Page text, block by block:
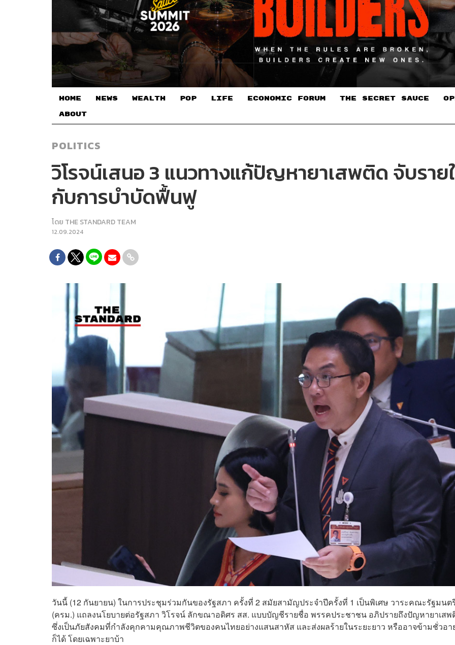
HOME NEWS WEALTH POP LIFE ECONOMIC FORUM THE SECRET SAUCE​
ABOUT
POLITICS
วิโรจน์เสนอ 3 แนวทางแก้ปัญหายาเสพติด จับรา
กับการบำบัดฟื้นฟู
โดย THE STANDARD TEAM
12.09.2024
วันนี้ (12 กันยายน) ในการประชุมร่วมกันของรัฐสภา ครั้งที่ 2 สมัยสามัญประจำปีครั้งที่ 1 เป็นพิเศษ วาระคณะรัฐมนต
(ครม.) แถลงนโยบายต่อรัฐสภา วิโรจน์ ลักขณาอดิศร สส. แบบบัญชีรายชื่อ พรรคประชาชน อภิปรายถึงปัญหายาเสพ
ซึ่งเป็นภัยสังคมที่กำลังคุกคามคุณภาพชีวิตของคนไทยอย่างแสนสาหัส และส่งผลร้ายในระยะยาว หรืออาจข้ามชั่วอ
ก็ได้ โดยเฉพาะยาบ้า